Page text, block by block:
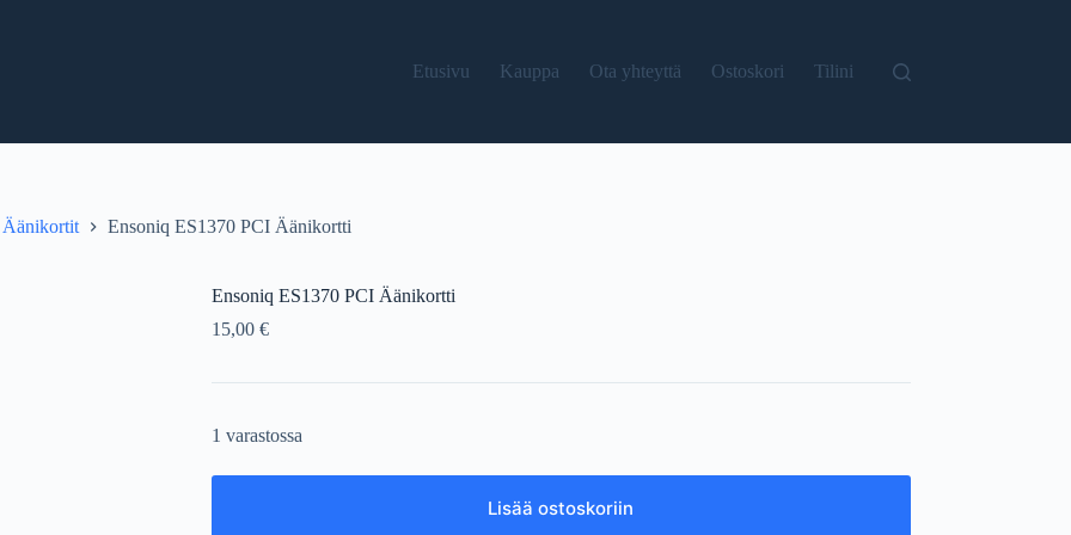
Etusivu
Kauppa Ota yhteyttä Ostoskori Tilini
Äänikortit Ensoniq ES1370 PCI Äänikortti
Ensoniq ES1370 PCI Äänikortti
15,00 €
1 varastossa
Lisää ostoskoriin